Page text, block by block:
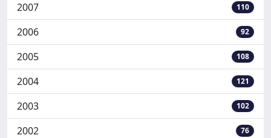
2007 110
2006 92
2005 108
2004 121
2003 102
2002 76